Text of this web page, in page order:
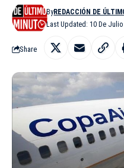
Last Updated: 10 De Julio
ByREDACCIÓN DE
Share